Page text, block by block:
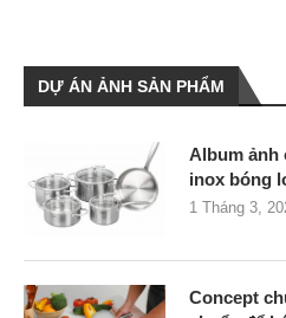
DỰ ÁN ẢNH SẢN PHẨM
Album ảnh
inox bóng
1 Tháng 3,
Concept